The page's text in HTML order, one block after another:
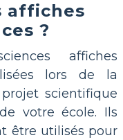
affiches
?
affiches
lors de la
scientifique
votre école. Ils
être utilisés pour